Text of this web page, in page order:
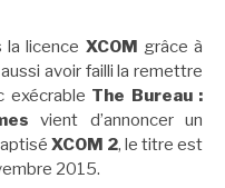
la licence XCOM grâce à
avoir failli la remettre
exécrable The Bureau :
vient d’annoncer un
XCOM 2, le titre est
2015.